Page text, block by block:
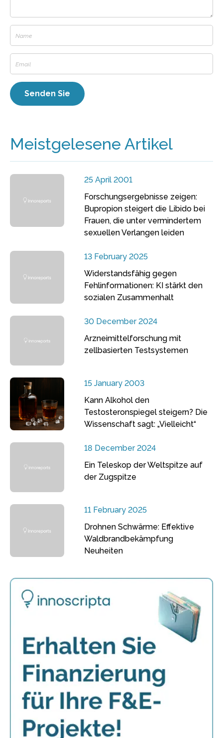
Meistgelesene Artikel
25 April 2001
Forschungsergebnisse zeigen:
Bupropion steigert die Libido bei
Frauen, die unter vermindertem
sexuellen Verlangen leiden
13 February 2025
Widerstandsfähig gegen
Fehlinformationen: KI stärkt den
sozialen Zusammenhalt
30 December 2024
Arzneimittelforschung mit
zellbasierten Testsystemen
15 January 2003
Kann Alkohol den
Testosteronspiegel steigern? Die
Wissenschaft sagt: „Vielleicht“
18 December 2024
Ein Teleskop der Weltspitze auf
der Zugspitze
11 February 2025
Drohnen Schwärme: Effektive
Waldbrandbekämpfung
Neuheiten